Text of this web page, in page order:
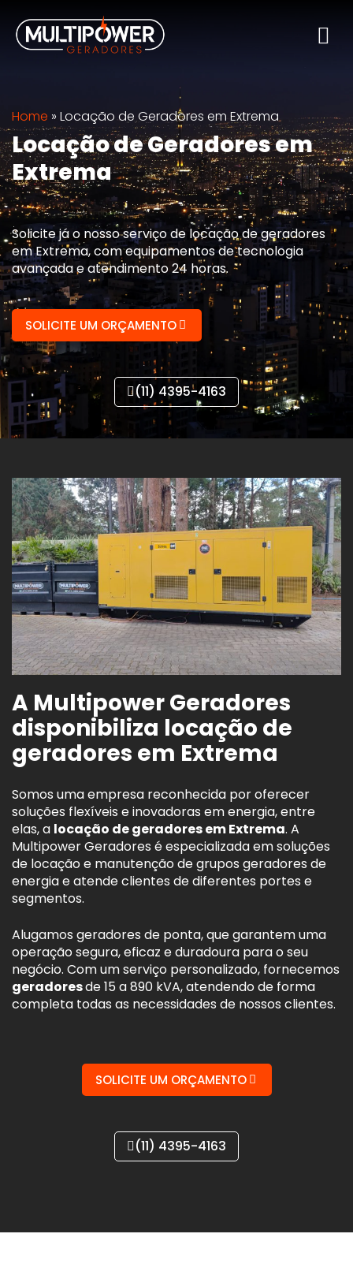
Home » Locação de Geradores em Extrema
Locação de Geradores em
Extrema
Solicite já o nosso serviço de locação de geradores
em Extrema, com equipamentos de tecnologia
avançada e atendimento 24 horas.
SOLICITE UM ORÇAMENTO
(11) 4395-4163
A Multipower Geradores
disponibiliza locação de
geradores em Extrema
Somos uma empresa reconhecida por oferecer
soluções flexíveis e inovadoras em energia, entre
elas, a locação de geradores em Extrema. A
Multipower Geradores é especializada em soluções
de locação e manutenção de grupos geradores de
energia e atende clientes de diferentes portes e
segmentos.
Alugamos geradores de ponta, que garantem uma
operação segura, eficaz e duradoura para o seu
negócio. Com um serviço personalizado, fornecemos
geradoresde 15 a 890 kVA, atendendo de forma
completa todas as necessidades de nossos clientes.
SOLICITE UM ORÇAMENTO
(11) 4395-4163